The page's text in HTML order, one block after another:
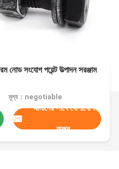
নোড সংযোগ পয়েন্ট উত্পাদন সরঞ্জাম
মূল্য：negotiable
আমাদের সাথে যোগাযোগ
করুন